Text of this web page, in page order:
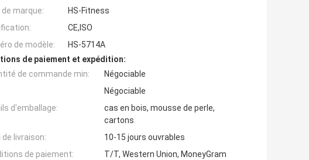
de marque:
HS-Fitness
CE,ISO
de modèle:
HS-5714A
de paiement et expédition:
de commande min:
Négociable
Négociable
d'emballage:
cas en bois, mousse de perle,
cartons
de livraison:
10-15 jours ouvrables
de paiement:
T/T, Western Union, MoneyGram